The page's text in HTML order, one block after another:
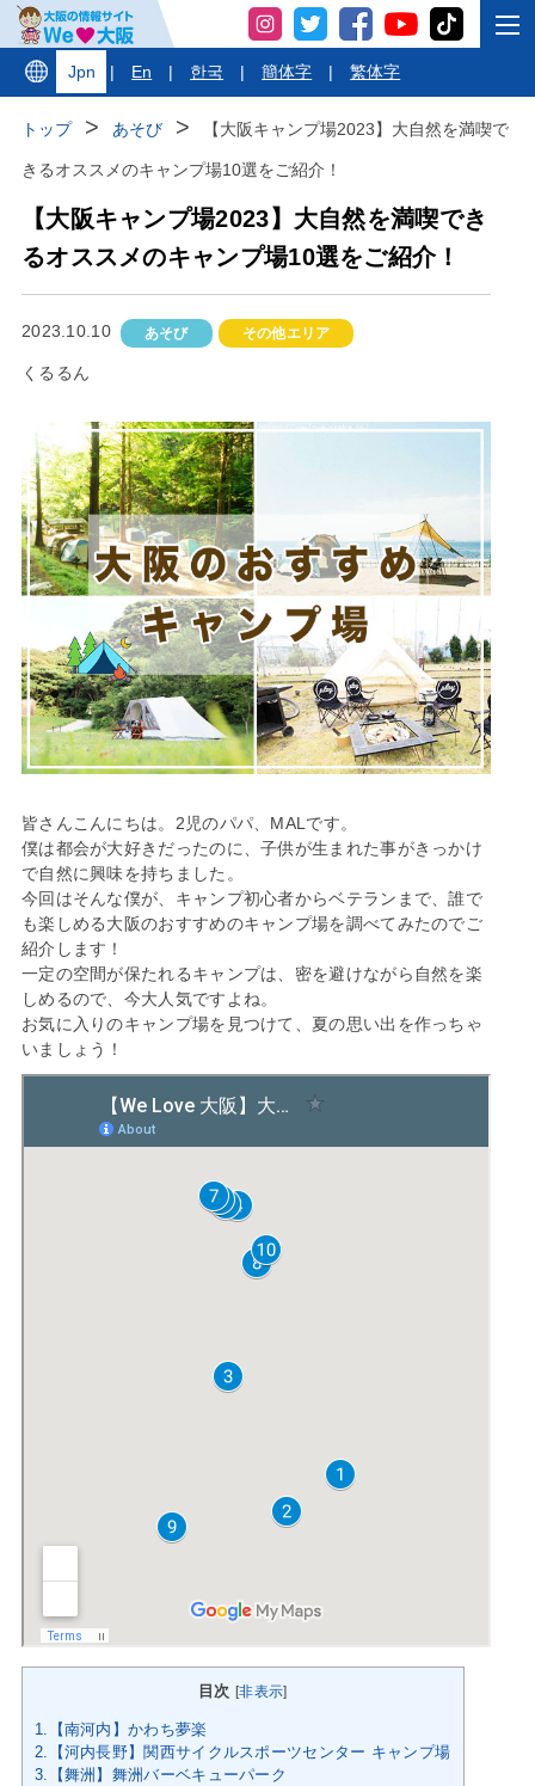
Jpn | En | 한국 | 簡体字 | 繁体字
トップ あそび 【大阪キャンプ場2023】大自然を満喫で
きるオススメのキャンプ場10選をご紹介！
【大阪キャンプ場2023】大自然を満喫でき
るオススメのキャンプ場10選をご紹介！
2023.10.10 あそび その他エリア
くるるん
皆さんこんにちは。2児のパパ、MALです。
僕は都会が大好きだったのに、子供が生まれた事がきっかけ
で自然に興味を持ちました。
今回はそんな僕が、キャンプ初心者からベテランまで、誰で
も楽しめる大阪のおすすめのキャンプ場を調べてみたのでご
紹介します！
一定の空間が保たれるキャンプは、密を避けながら自然を楽
しめるので、今大人気ですよね。
お気に入りのキャンプ場を見つけて、夏の思い出を作っちゃ
いましょう！
目次 [非表示]
1.【南河内】かわち夢楽
2.【河内長野】関西サイクルスポーツセンター キャンプ場
3.【舞洲】舞洲バーベキューパーク